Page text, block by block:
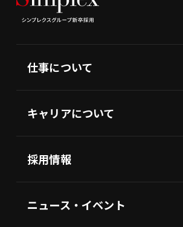
仕事について
キャリアについて
採用情報
ニュース・イベント